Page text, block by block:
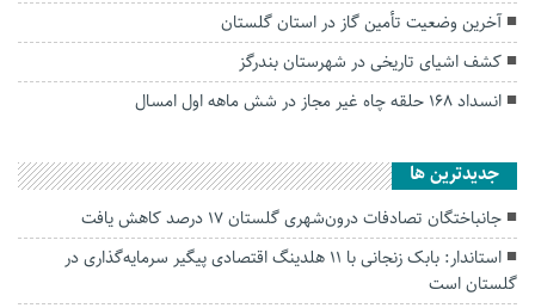
آخرین وضعیت تأمین گاز در استان گلستان
کشف اشیای تاریخی در شهرستان بندرگز
انسداد ۱۶۸ حلقه چاه غیر مجاز در شش ماهه اول امسال
جديدترين ها
جانباختگان تصادفات درون‌شهری گلستان ۱۷ درصد کاهش یافت
استاندار: بابک زنجانی با ۱۱ هلدینگ اقتصادی پیگیر سرمایه‌گذاری در
گلستان است